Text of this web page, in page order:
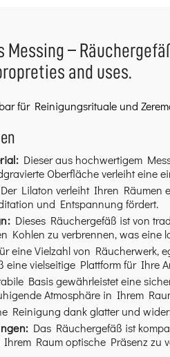
Messing –
and uses.
für Reinigungsrituale und
Dieser aus hochwertigem
Oberfläche verleiht eine
Lilaton verleiht Ihren Räumen
und Entspannung fördert.
Dieses Räuchergefäß ist von
Kohlen zu verbrennen, was eine
eine Vielzahl von Räucherwerk,
eine vielseitige Plattform für Ihre
Basis gewährleistet eine
Atmosphäre in Ihrem
Reinigung dank glatter und
Das Räuchergefäß ist
Raum optische Präsenz zu